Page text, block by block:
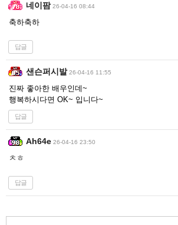
네이팜 26-04-16 08:44
축하축하
답글
샌슨퍼시발 26-04-16 11:55
진짜 좋아한 배우인데~
행복하시다면 OK~ 입니다~
답글
Ah64e 26-04-16 23:50
ㅊㅎ
답글